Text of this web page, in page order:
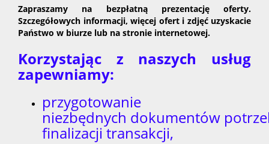
Zapraszamy na bezpłatną prezentację oferty.
Szczegółowych informacji, więcej ofert i zdjęć uzyskacie
Państwo w biurze lub na stronie internetowej.
Korzystając z naszych usług
zapewniamy:
przygotowanie
niezbędnych dokumentów
finalizacji transakcji,